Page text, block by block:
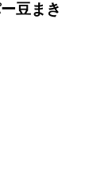
豆まき